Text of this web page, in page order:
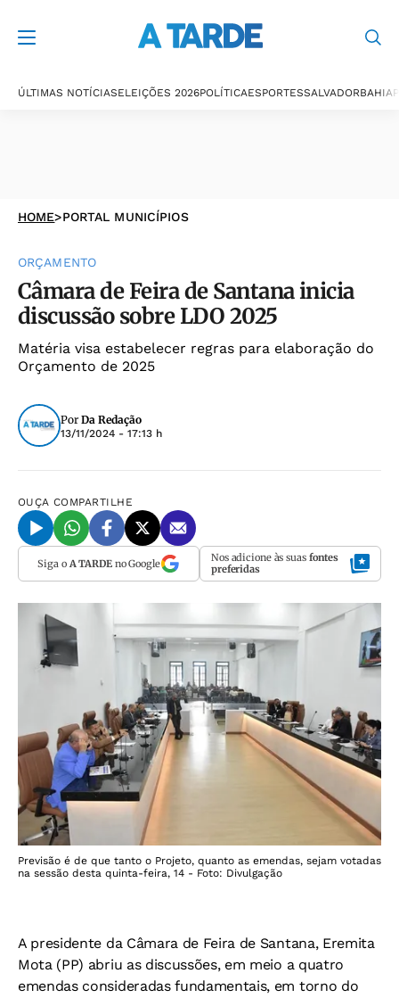
ÚLTIMAS NOTÍCIASELEIÇÕES 2026POLÍTICAESPORTESSALVADORBAHIA
HOME>PORTAL MUNICÍPIOS
ORÇAMENTO
Câmara de Feira de Santana inicia
discussão sobre LDO 2025
Matéria visa estabelecer regras para elaboração do
Orçamento de 2025
Por Da Redação
13/11/2024 - 17:13 h
OUÇA COMPARTILHE
Siga o A TARDEno Google Nos adicione às suas fontes
preferidas
Previsão é de que tanto o Projeto, quanto as emendas, sejam votadas
na sessão desta quinta-feira, 14 - Foto: Divulgação
A presidente da Câmara de Feira de Santana, Eremita
Mota (PP) abriu as discussões, em meio a quatro
emendas consideradas fundamentais, em torno do